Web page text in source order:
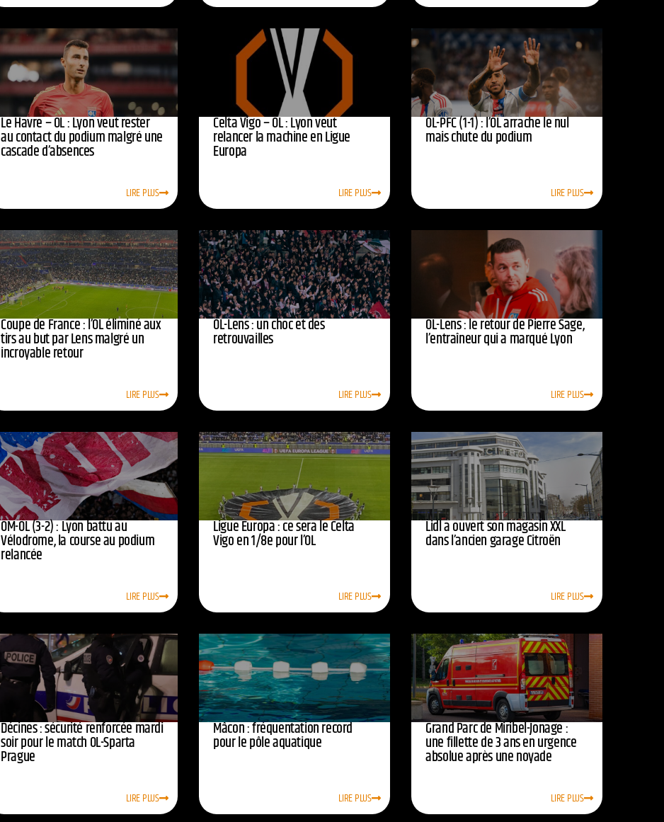
Le Havre – OL : Lyon veut rester
au contact du podium malgré une
cascade d’absences
LIRE PLUS
Celta Vigo – OL : Lyon veut
relancer la machine en Ligue
Europa
LIRE PLUS
OL-PFC (1-1) : l’OL arrache le nul
mais chute du podium
LIRE PLUS
Coupe de France : l’OL éliminé aux
tirs au but par Lens malgré un
incroyable retour
LIRE PLUS
OL-Lens : un choc et des
retrouvailles
LIRE PLUS
OL-Lens : le retour de Pierre Sage,
l’entraîneur qui a marqué Lyon
LIRE PLUS
OM-OL (3-2) : Lyon battu au
Vélodrome, la course au podium
relancée
LIRE PLUS
Ligue Europa : ce sera le Celta
Vigo en 1/8e pour l’OL
LIRE PLUS
Lidl a ouvert son magasin XXL
dans l’ancien garage Citroën
LIRE PLUS
Décines : sécurité renforcée mardi
soir pour le match OL-Sparta
Prague
LIRE PLUS
Mâcon : fréquentation record
pour le pôle aquatique
LIRE PLUS
Grand Parc de Miribel-Jonage :
une fillette de 3 ans en urgence
absolue après une noyade
LIRE PLUS